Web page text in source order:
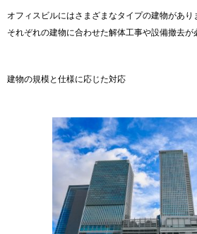
オフィスビルにはさまざまなタイプの建物があり
それぞれの建物に合わせた解体工事や設備撤去が
建物の規模と仕様に応じた対応